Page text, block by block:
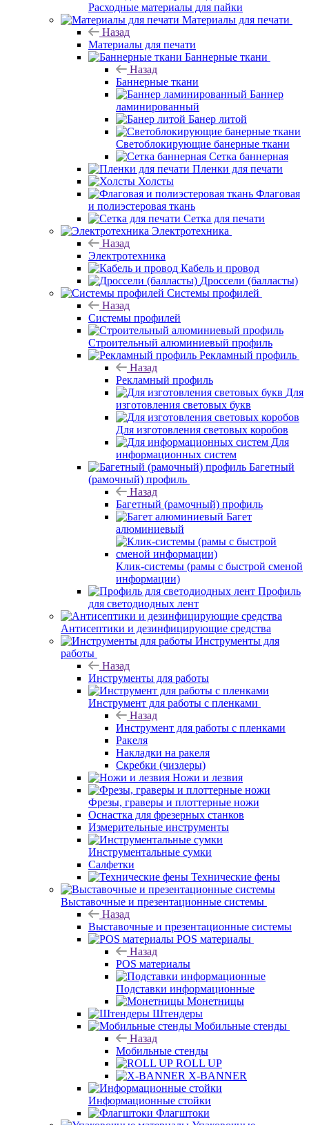
Расходные материалы для пайки
Материалы для печати
Назад
Материалы для печати
Баннерные ткани
Назад
Баннерные ткани
Баннер
ламинированный
Банер литой
Светоблокирующие банерные ткани
Сетка баннерная
Пленки для печати
Холсты
Флаговая
и полиэстеровая ткань
Сетка для печати
Электротехника
Назад
Электротехника
Кабель и провод
Дроссели (балласты)
Системы профилей
Назад
Системы профилей
Строительный алюминиевый профиль
Рекламный профиль
Назад
Рекламный профиль
Для
изготовления световых букв
Для изготовления световых коробов
Для
информационных систем
Багетный
(рамочный) профиль
Назад
Багетный (рамочный) профиль
Багет
алюминиевый
Клик-системы (рамы с быстрой сменой
информации)
Профиль
для светодиодных лент
Антисептики и дезинфицирующие средства
Инструменты для
работы
Назад
Инструменты для работы
Инструмент для работы с пленками
Назад
Инструмент для работы с пленками
Ракеля
Накладки на ракеля
Скребки (чизлеры)
Ножи и лезвия
Фрезы, граверы и плоттерные ножи
Оснастка для фрезерных станков
Измерительные инструменты
Инструментальные сумки
Салфетки
Технические фены
Выставочные и презентационные системы
Назад
Выставочные и презентационные системы
POS материалы
Назад
POS материалы
Подставки информационные
Монетницы
Штендеры
Мобильные стенды
Назад
Мобильные стенды
ROLL UP
X-BANNER
Информационные стойки
Флагштоки